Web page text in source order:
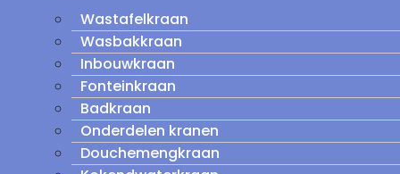
Wastafelkraan
Wasbakkraan
Inbouwkraan
Fonteinkraan
Badkraan
Onderdelen kranen
Douchemengkraan